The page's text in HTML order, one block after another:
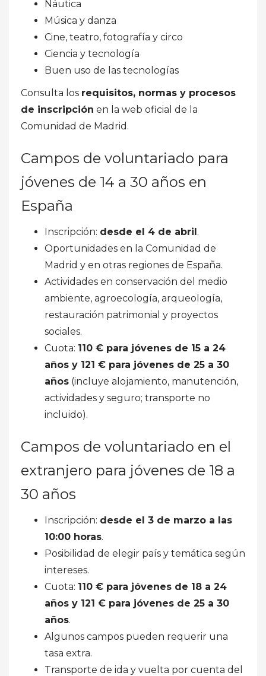
Náutica
Música y danza
Cine, teatro, fotografía y circo
Ciencia y tecnología
Buen uso de las tecnologías
Consulta los requisitos, normas y procesos
de inscripción en la web oficial de la
Comunidad de Madrid.
Campos de voluntariado para
jóvenes de 14 a 30 años en
España
Inscripción: desde el 4 de abril.
Oportunidades en la Comunidad de
Madrid y en otras regiones de España.
Actividades en conservación del medio
ambiente, agroecología, arqueología,
restauración patrimonial y proyectos
sociales.
Cuota: 110 € para jóvenes de 15 a 24
años y 121 € para jóvenes de 25 a 30
años (incluye alojamiento, manutención,
actividades y seguro; transporte no
incluido).
Campos de voluntariado en el
extranjero para jóvenes de 18 a
30 años
Inscripción: desde el 3 de marzo a las
10:00 horas.
Posibilidad de elegir país y temática según
intereses.
Cuota: 110 € para jóvenes de 18 a 24
años y 121 € para jóvenes de 25 a 30
años.
Algunos campos pueden requerir una
tasa extra.
Transporte de ida y vuelta por cuenta del